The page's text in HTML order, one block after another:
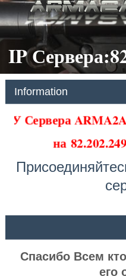
IP
Information
У Сервера
на
Спасибо Всем
его